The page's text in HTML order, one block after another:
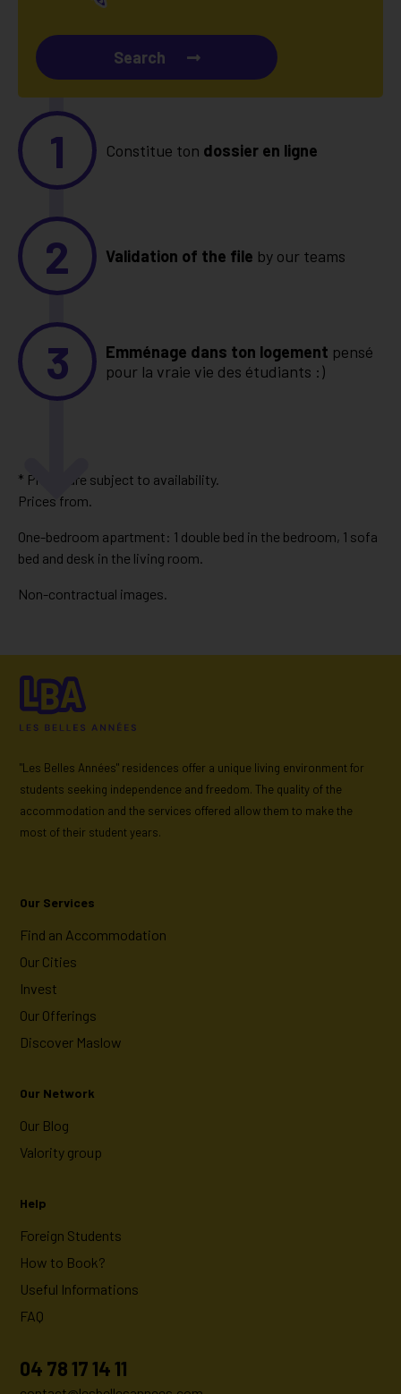
Search
1 Constitue ton dossier en ligne
2 Validation of the file by our teams
3 Emménage dans ton logement pensé
pour la vraie vie des étudiants :)
* Prices are subject to availability.
Prices from.
One-bedroom apartment: 1 double bed in the bedroom, 1 sofa
bed and desk in the living room.
Non-contractual images.
"Les Belles Années" residences offer a unique living environment for
students seeking independence and freedom. The quality of the
accommodation and the services offered allow them to make the
most of their student years.
Our Services
Find an Accommodation
Our Cities
Invest
Our Offerings
Discover Maslow
Our Network
Our Blog
Valority group
Help
Foreign Students
How to Book?
Useful Informations
FAQ
04 78 17 14 11